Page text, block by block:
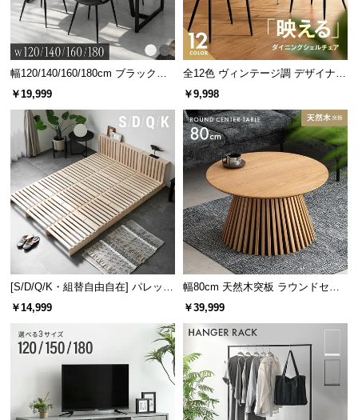
幅120/140/160/180cm ブラックフ
レーム ダイニング 大理石調 4人掛
￥19,999
全12色 ヴィンテージ調 デザイナー
ズシェルチェア
￥9,998
[S/D/Q/K・組替自由自在] パレット
ベッド 8/12/16枚セット
￥14,999
幅80cm 天然木突板 ラウンドセン
ターテーブル 美しい格子デザイン
￥39,999